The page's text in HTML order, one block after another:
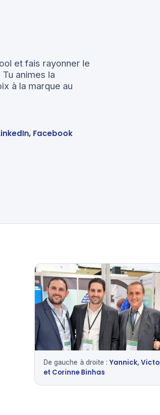
et fais rayonner le
animes la
à la marque au
Facebook
De gauche à droite :Yannick,
et Corinne Binhas